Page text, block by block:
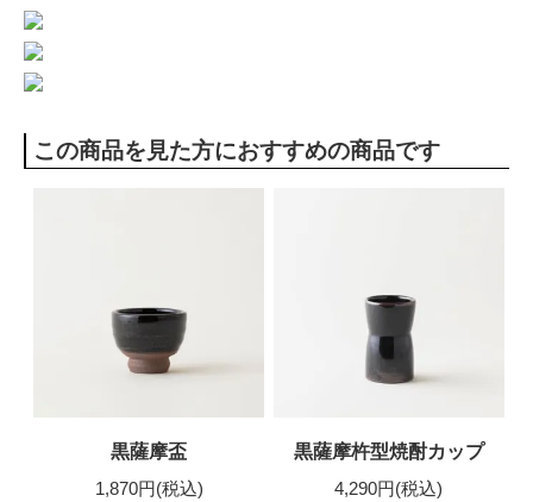
この商品を見た方におすすめの商品です
黒薩摩盃
1,870円(税込)
黒薩摩杵型焼酎カップ
4,290円(税込)